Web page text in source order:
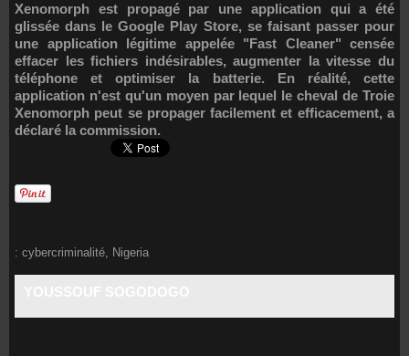
Xenomorph est propagé par une application qui a été
glissée dans le Google Play Store, se faisant passer pour
une application légitime appelée "Fast Cleaner" censée
effacer les fichiers indésirables, augmenter la vitesse du
téléphone et optimiser la batterie. En réalité, cette
application n'est qu'un moyen par lequel le cheval de Troie
Xenomorph peut se propager facilement et efficacement, a
déclaré la commission.
: cybercriminalité, Nigeria